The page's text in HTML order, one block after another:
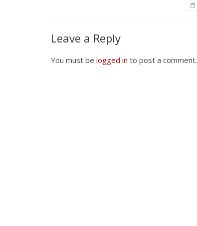
Leave a Reply
You must be logged in to post a comment.